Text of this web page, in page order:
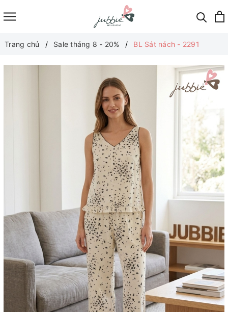
Trang chủ Sale tháng 8 - 20% BL Sát nách - 2291